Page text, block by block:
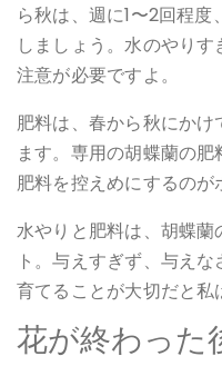
ら秋は、週に1〜2回程
しましょう。水のやり
注意が必要ですよ。
肥料は、春から秋にかけ
ます。専用の胡蝶蘭の肥
肥料を控えめにするのが
水やりと肥料は、胡蝶
ト。与えすぎず、与え
育てることが大切だと私
花が終わった